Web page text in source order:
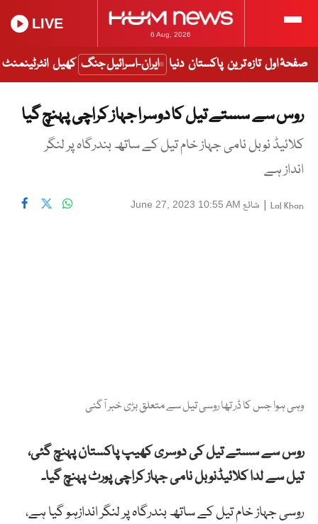
6 Aug, 2026
LIVE
صفحۂ اول تازہ ترین پاکستان دنیا ایران-اسرائیل جنگ کھیل انٹرٹینمنٹ
روس سے سستے تیل کا دوسرا جہاز کراچی پہنچ گیا
کلائیڈ نوبل نامی جہاز خام تیل کے ساتھ بندرگاہ پر لنگر
انداز ہے
Lal Khan
| شائع June 27, 2023 10:55 AM
وہی ہوا جس کا ڈر تھا روسی تیل سے متعلق بڑی خبر آگئی
روس سے سستے تیل کی دوسری کھیپ پاکستان پہنچ گئی،
تیل سے لدا کلائیڈنوبل نامی جہاز کراچی پورٹ پہنچ گیا۔
روسی جہاز خام تیل کے ساتھ بندرگاہ پر لنگر اندازہو گیا ہے،